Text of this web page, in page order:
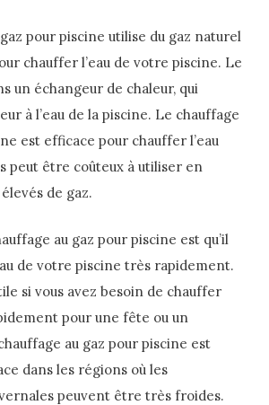
pour piscine utilise du gaz naturel
chauffer l’eau de votre piscine. Le
un échangeur de chaleur, qui
à l’eau de la piscine. Le chauffage
est efficace pour chauffer l’eau
peut être coûteux à utiliser en
de gaz.
au gaz pour piscine est qu’il
de votre piscine très rapidement.
si vous avez besoin de chauffer
pour une fête ou un
au gaz pour piscine est
dans les régions où les
peuvent être très froides.